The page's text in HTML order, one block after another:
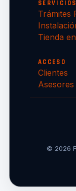
SERVICIOS
Trámites
Tienda
ACCESO
Clientes
Asesores
© 2026